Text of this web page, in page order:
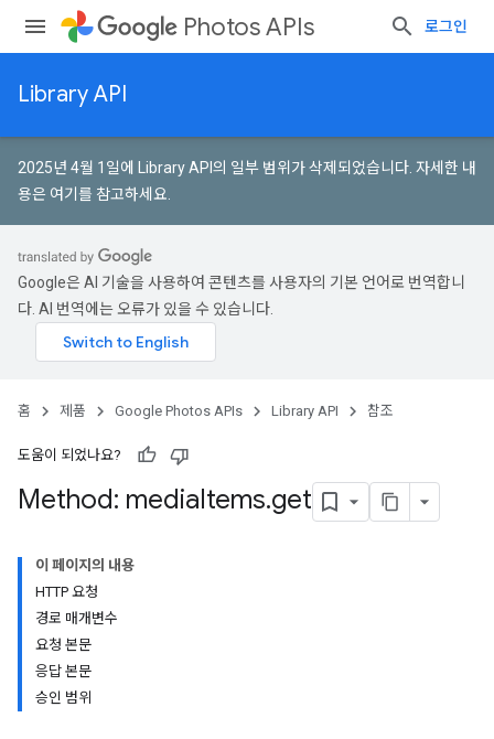
Photos APIs 로그인
Library API
2025년 4월 1일에 Library API의 일부 범위가 삭제되었습니다. 자세한 내
용은 여기를 참고하세요
Google은 AI 기술을 사용하여 콘텐츠를 사용자의 기본 언어로 번역합니
다. AI 번역에는 오류가 있을 수 있습니다.
홈 제품 Google Photos APIs Library API 참조
도움이 되었나요?
Method: mediaItems.get
이 페이지의 내용
HTTP 요청
경로 매개변수
요청 본문
응답 본문
승인 범위